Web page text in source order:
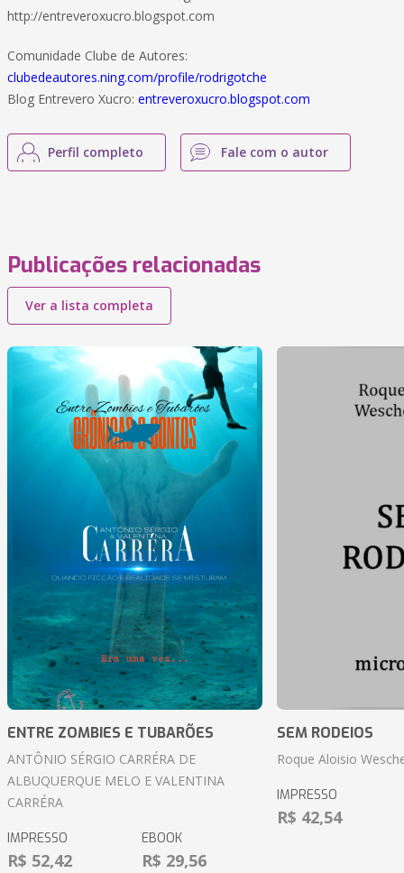
http://entreveroxucro.blogspot.com
Comunidade Clube de Autores:
clubedeautores.ning.com/profile/rodrigotche
Blog Entrevero Xucro: entreveroxucro.blogspot.com
Perfil completo Fale com o autor
Publicações relacionadas
Ver a lista completa
ENTRE ZOMBIES E TUBARÕES
ANTÔNIO SÉRGIO CARRÉRA DE
ALBUQUERQUE MELO E VALENTINA
CARRÉRA
IMPRESSO
R$ 52,42
EBOOK
R$ 29,56
SEM RODEIOS
Roque Aloisio
IMPRESSO
R$ 42,54